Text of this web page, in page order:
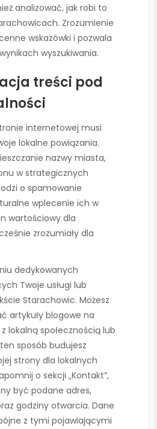
analizować, jak robi to
Zrozumienie
wskazówki i pozwala
wyszukiwania.
treści pod
internetowej musi
lokalne powiązania.
nazwy miasta,
w strategicznych
o spamowanie
wplecenie ich w
wartościowy dla
zrozumiały dla
dedykowanych
Twoje usługi lub
Starachowic. Możesz
artykuły blogowe na
lokalną społecznością lub
sposób budujesz
strony dla lokalnych
o sekcji „Kontakt”,
być podane adres,
godziny otwarcia. Dane
z tymi pojawiającymi